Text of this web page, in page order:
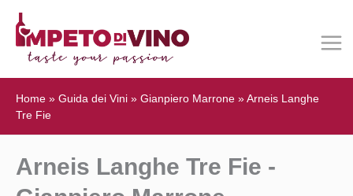
Home » Guida dei Vini » Gianpiero Marrone »Arneis Langhe
Tre Fie
Arneis Langhe Tre Fie -